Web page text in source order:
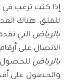
إذا كنت ترغب في
للقلق. هناك
بالرياض التي
الاتصال على
بالرياض للحصول
والحصول على